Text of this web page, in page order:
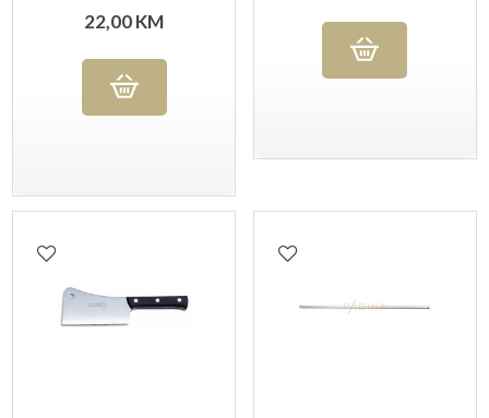
BR.22
22,00KM